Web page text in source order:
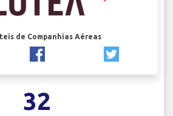
de Companhias Aéreas
32